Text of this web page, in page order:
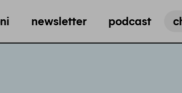
newsletter podcast